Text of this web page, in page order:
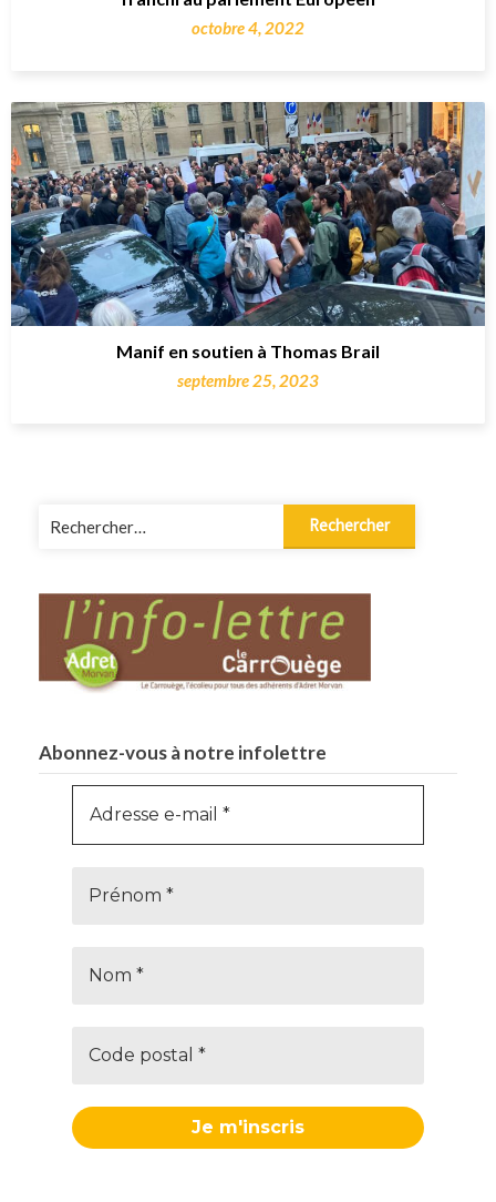
octobre 4, 2022
Manif en soutien à Thomas Brail
septembre 25, 2023
Abonnez-vous à notre infolettre